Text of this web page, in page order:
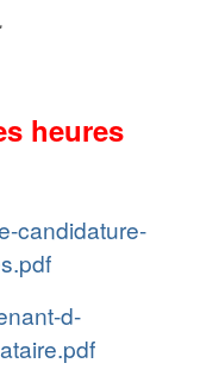
heures
candidature-
d-